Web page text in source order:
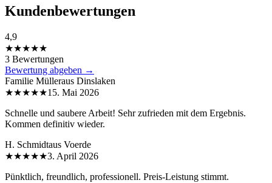
Kundenbewertungen
4,9
★★★★★
3 Bewertungen
Bewertung abgeben →
Familie Mülleraus Dinslaken
★★★★★15. Mai 2026
Schnelle und saubere Arbeit! Sehr zufrieden mit dem Ergebnis.
Kommen definitiv wieder.
H. Schmidtaus Voerde
★★★★★3. April 2026
Pünktlich, freundlich, professionell. Preis-Leistung stimmt.